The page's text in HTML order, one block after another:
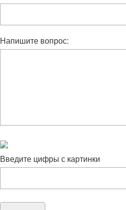
Напишите вопрос:
Введите цифры с картинки